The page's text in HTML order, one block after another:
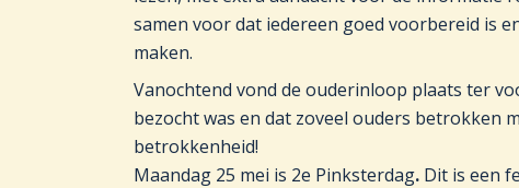
samen voor dat iedereen goed voorbereid is
maken.
Vanochtend vond de ouderinloop plaats ter
bezocht was en dat zoveel ouders betrokken
betrokkenheid!
Maandag 25 mei is 2e Pinksterdag. Dit is een